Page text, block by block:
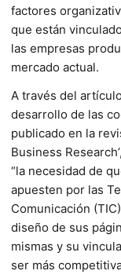
factores
que están
las empresas
mercado actual.
A través del
desarrollo de las
publicado en la
Business
“la necesidad de
apuesten por las
Comunicación
diseño de sus
mismas y su
ser más